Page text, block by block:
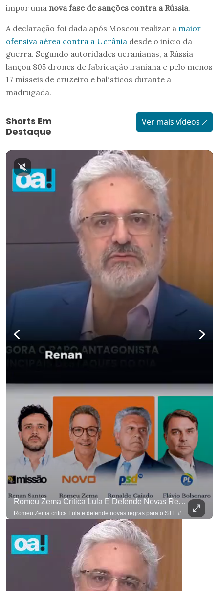
impor uma nova fase de sanções contra a Rússia.
A declaração foi dada após Moscou realizar a maior
ofensiva aérea contra a Ucrânia desde o início da
guerra. Segundo autoridades ucranianas, a Rússia
lançou 805 drones de fabricação iraniana e pelo menos
17 mísseis de cruzeiro e balísticos durante a
madrugada.
Shorts Em
Destaque
Ver mais vídeos
Romeu Zema Critica Lula E Defende Novas Regras Para O STF. #OAntagonista
Romeu Zema critica Lula e defende novas regras para o STF. #OAntagonista Se você busca informação com credibilidade, inscreva-se agora e ative o